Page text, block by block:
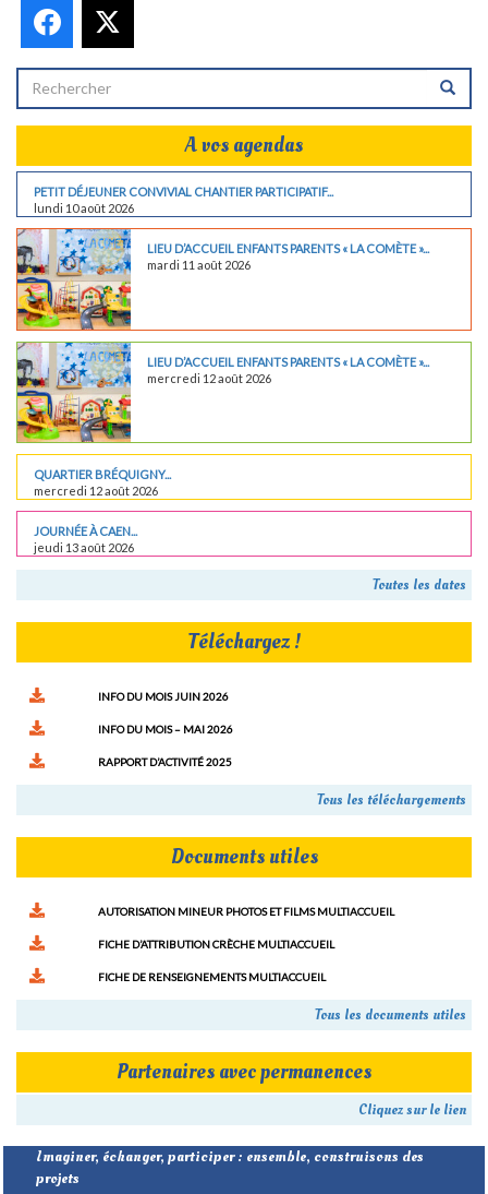
Facebook
A vos agendas
PETIT DÉJEUNER CONVIVIAL CHANTIER PARTICIPATIF...
lundi 10 août 2026
LIEU D’ACCUEIL ENFANTS PARENTS « LA COMÈTE »...
mardi 11 août 2026
LIEU D’ACCUEIL ENFANTS PARENTS « LA COMÈTE »...
mercredi 12 août 2026
QUARTIER BRÉQUIGNY...
mercredi 12 août 2026
JOURNÉE À CAEN...
jeudi 13 août 2026
Toutes les dates
Téléchargez !
INFO DU MOIS JUIN 2026
INFO DU MOIS – MAI 2026
RAPPORT D’ACTIVITÉ 2025
Tous les téléchargements
Documents utiles
AUTORISATION MINEUR PHOTOS ET FILMS MULTIACCUEIL
FICHE D’ATTRIBUTION CRÈCHE MULTIACCUEIL
FICHE DE RENSEIGNEMENTS MULTIACCUEIL
Tous les documents utiles
Partenaires avec permanences
Cliquez sur le lien
Imaginer, échanger, participer : ensemble, construisons des
projets